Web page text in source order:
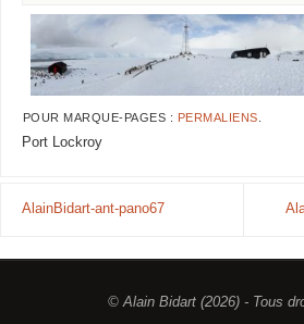
POUR MARQUE-PAGES : PERMALIENS
Port Lockroy
AlainBidart-ant-pano67
© Alain Bidart (2026) - Tous